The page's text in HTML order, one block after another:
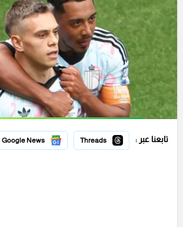
تابعنا عبر : Threads
Google News